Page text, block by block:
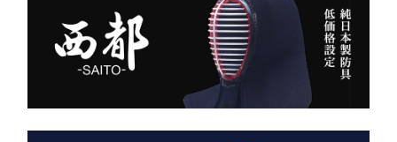
ち姿までも凛々しく映えま
す。
ー 伝統と誇り、そして美
く守るクッション構造。
高密度ベルベットと日本製
ならではの精密な縫製が、
型崩れを防ぎ、長年使って
も美しい形を保ち続けま
す。